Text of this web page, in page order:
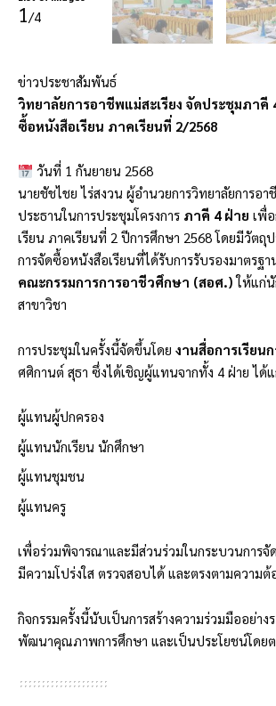
1/4
ข่าวประชาสัมพันธ์
วิทยาลัยการอาชีพแม่สะเรียง จัดประชุมภาคี
ซื้อหนังสือเรียน ภาคเรียนที่ 2/2568
วันที่ 1 กันยายน 2568
นายชัชไชย ไร่สงวน ผู้อำนวยการวิทยาลัยการอา
ประธานในการประชุมโครงการ ภาคี 4 ฝ่าย เพื่
เรียน ภาคเรียนที่ 2 ปีการศึกษา 2568 โดยมีวัตถุ
การจัดซื้อหนังสือเรียนที่ได้รับการรับรองมาตรฐา
คณะกรรมการการอาชีวศึกษา (สอศ.)ให้แก่
สาขาวิชา
การประชุมในครั้งนี้จัดขึ้นโดย งานสื่อการเรียน
ศศิกานต์ สุธา ซึ่งได้เชิญผู้แทนจากทั้ง 4 ฝ่าย ได้
ผู้แทนผู้ปกครอง
ผู้แทนนักเรียน นักศึกษา
ผู้แทนชุมชน
ผู้แทนครู
เพื่อร่วมพิจารณาและมีส่วนร่วมในกระบวนการจั
มีความโปร่งใส ตรวจสอบได้ และตรงตามความต้
กิจกรรมครั้งนี้นับเป็นการสร้างความร่วมมืออย่าง
พัฒนาคุณภาพการศึกษา และเป็นประโยชน์โดย